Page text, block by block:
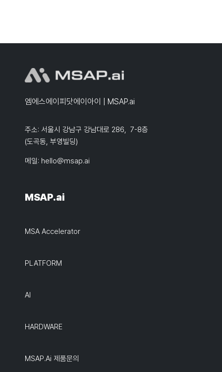
엠에스에이피닷에이아이 | MSAP.ai
주소: 서울시 강남구 강남대로 286, 7-8층
(도곡동, 부영빌딩)
메일: hello@msap.ai
MSAP.ai
MSA Accelerator
PLATFORM
AI
HARDWARE
MSAP.ai 제품문의